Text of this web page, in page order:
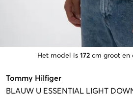
Het model is 172 cm groot
Tommy Hilfiger
BLAUW U ESSENTIAL LIGHT